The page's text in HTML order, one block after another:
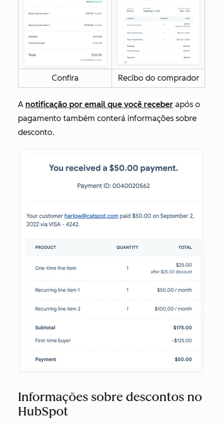
Confira Recibo do comprador
A notificação por email que você receber após o
pagamento também conterá informações sobre
desconto.
Informações sobre descontos no
HubSpot